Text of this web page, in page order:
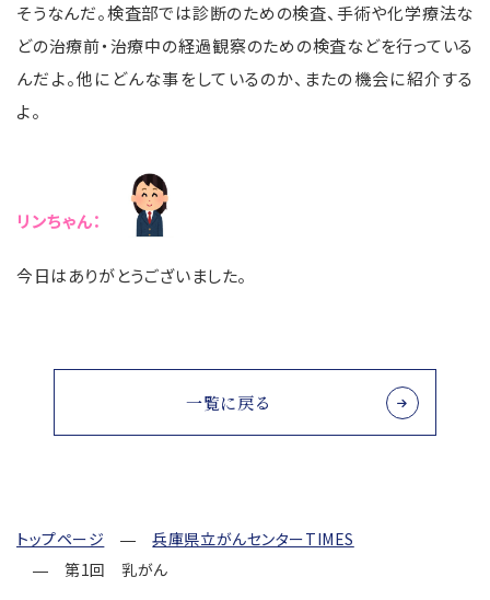
そうなんだ。検査部では診断のための検査、手術や化学療法な
どの治療前・治療中の経過観察のための検査などを行っている
んだよ。他にどんな事をしているのか、またの機会に紹介する
よ。
リンちゃん：
今日はありがとうございました。
一覧に戻る
トップページ
兵庫県立がんセンターTIMES
第1回 乳がん